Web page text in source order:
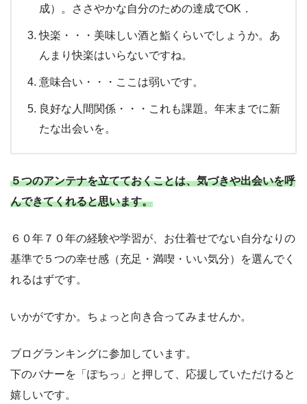
成）。ささやかな自分のための達成でOK．
快楽・・・美味しい酒と鮨くらいでしょうか。あ
んまり快楽はいらないですね。
意味合い・・・ここは弱いです。
良好な人間関係・・・これも課題。年末までに新
たな出会いを。
５つのアンテナを立てておくことは、気づきや出会いを呼
んできてくれると思います。
６０年７０年の経験や学習が、お仕着せでない自分なりの
基準で５つの幸せ感（充足・満喫・いい気分）を選んでく
れるはずです。
いかがですか。ちょっと向き合ってみませんか。
ブログランキングに参加しています。
下のバナーを「ぽちっ」と押して、応援していただけると
嬉しいです。